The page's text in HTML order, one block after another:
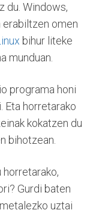
du. Windows,
erabiltzen omen
bihur liteke
munduan.
programa honi
Eta horretarako
kokatzen du
bihotzean.
Gurdi baten
uztai